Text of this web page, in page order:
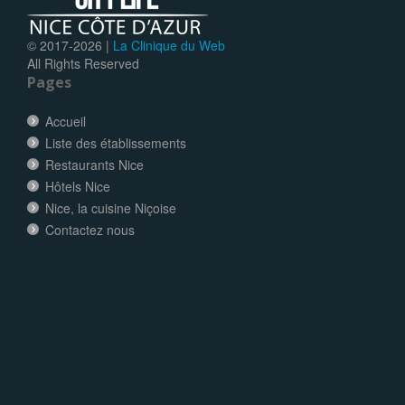
© 2017-2026 | La Clinique du Web
All Rights Reserved
Pages
Accueil
Liste des établissements
Restaurants Nice
Hôtels Nice
Nice, la cuisine Niçoise
Contactez nous